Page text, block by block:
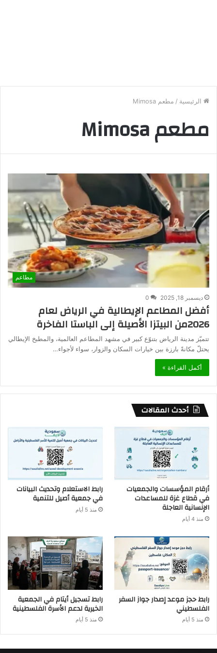
الرئيسية / مطعم Mimosa
مطعم Mimosa
مطاعم
ديسمبر 18, 2025 0
أفضل المطاعم الإيطالية في الرياض لعام
2026من البيتزا الأصيلة إلى الباستا الفاخرة
تتميّز مدينة الرياض بتنوّع كبير في مشهد المطاعم العالمية، والمطبخ الإيطالي
يحتلّ مكانةً بارزة بين خيارات السكان والزوار، سواء لأجواء…
أكمل القراءة »
أحدث المقالات
أرقام المؤسسات والجمعيات
في قطاع غزة للمساعدات
الإنسانية العاجلة
منذ 4 أيام
رابط الاستعلام وتحديث البيانات
في جمعية أصيل للتنمية
منذ 5 أيام
رابط حجز موعد إصدار جواز السفر
الفلسطيني
منذ 5 أيام
رابط تسجيل أيتام في الجمعية
الخيرية لدعم الأسرة الفلسطينية
منذ 5 أيام